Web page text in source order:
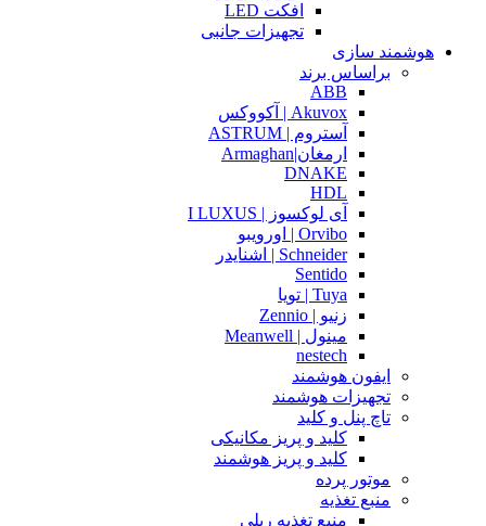
افکت LED
تجهیزات جانبی
هوشمند سازی
براساس برند
ABB
Akuvox | آکووکس
آستروم | ASTRUM
ارمغان|Armaghan
DNAKE
HDL
آی لوکسوز | I LUXUS
Orvibo | اورویبو
Schneider | اشنایدر
Sentido
Tuya | تویا
زنیو | Zennio
مینول | Meanwell
nestech
ایفون هوشمند
تجهیزات هوشمند
تاچ پنل و کلید
کلید و پریز مکانیکی
کلید و پریز هوشمند
موتور پرده
منبع تغذیه
منبع تغذیه ریلی